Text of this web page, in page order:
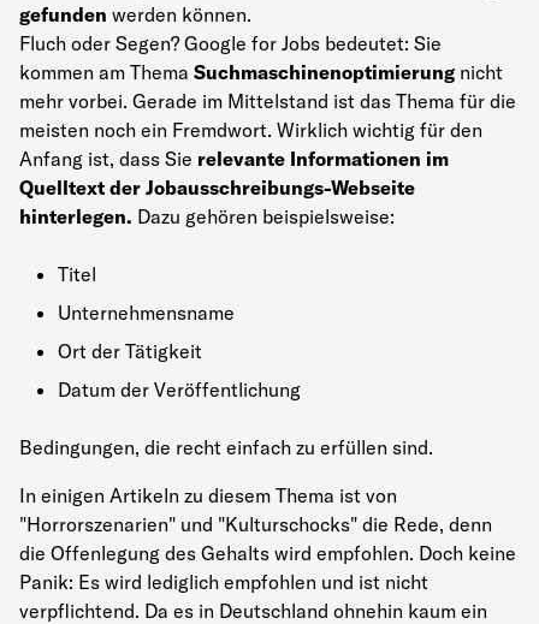
gefunden werden können.
Fluch oder Segen? Google for Jobs bedeutet: Sie
kommen am Thema Suchmaschinenoptimierung nicht
mehr vorbei. Gerade im Mittelstand ist das Thema für die
meisten noch ein Fremdwort. Wirklich wichtig für den
Anfang ist, dass Sie relevante Informationen im
Quelltext der Jobausschreibungs-Webseite
hinterlegen. Dazu gehören beispielsweise:
Titel
Unternehmensname
Ort der Tätigkeit
Datum der Veröffentlichung
Bedingungen, die recht einfach zu erfüllen sind.
In einigen Artikeln zu diesem Thema ist von
"Horrorszenarien" und "Kulturschocks" die Rede, denn
die Offenlegung des Gehalts wird empfohlen. Doch keine
Panik: Es wird lediglich empfohlen und ist nicht
verpflichtend. Da es in Deutschland ohnehin kaum ein